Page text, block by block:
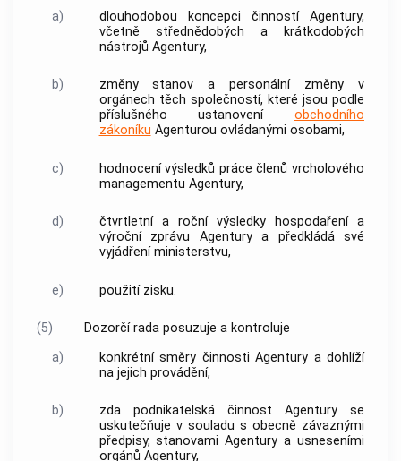
a)
dlouhodobou koncepci činností Agentury,
včetně střednědobých a krátkodobých
nástrojů Agentury,
b)
změny stanov a personální změny v
orgánech těch společností, které jsou podle
příslušného ustanovení obchodního
zákoníku Agenturou ovládanými osobami,
c)
hodnocení výsledků práce členů vrcholového
managementu Agentury,
d)
čtvrtletní a roční výsledky hospodaření a
výroční zprávu Agenturya předkládá své
vyjádření ministerstvu,
e) použití zisku.
(5) Dozorčí radaposuzuje a kontroluje
a)
konkrétní směry činnostiAgentury a dohlíží
na jejich provádění,
b) zda podnikatelská činnost Agenturyse
uskutečňuje v souladu s obecně závaznými
předpisy, stanovamiAgentury a usneseními
orgánů Agentury,